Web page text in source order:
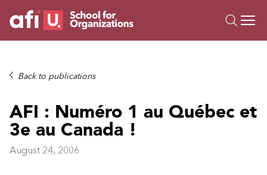
Trainings
Custom
About Us
Resources
Back to publications
AFI : Numéro 1 au Québec et
3e au Canada !
August 24, 2006